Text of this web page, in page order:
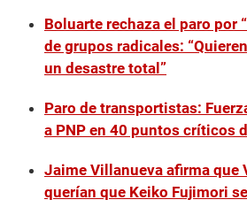
Boluarte rechaza el paro por
de grupos radicales:
un desastre total”
Paro de transportistas:
a PNP en 40 puntos críticos
Jaime Villanueva afirma que
querían que Keiko Fujimori